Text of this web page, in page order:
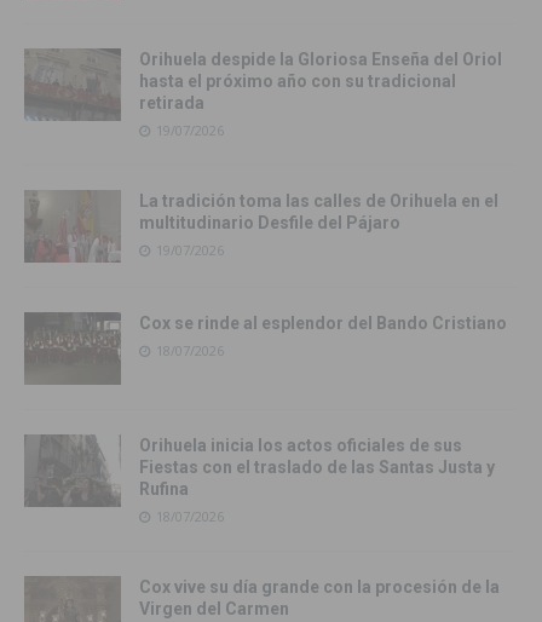
Orihuela despide la Gloriosa Enseña del Oriol
hasta el próximo año con su tradicional
retirada
19/07/2026
La tradición toma las calles de Orihuela en el
multitudinario Desfile del Pájaro
19/07/2026
Cox se rinde al esplendor del Bando Cristiano
18/07/2026
Orihuela inicia los actos oficiales de sus
Fiestas con el traslado de las Santas Justa y
Rufina
18/07/2026
Cox vive su día grande con la procesión de la
Virgen del Carmen